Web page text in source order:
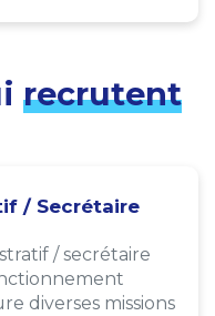
recrutent
/ Secrétaire
/ secrétaire
diverses missions